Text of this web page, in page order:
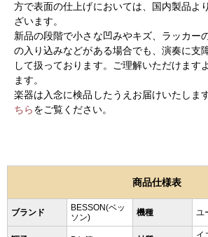
方で表面の仕上げにおいては、国内製品よ
ざいます。
新品の段階で小さな凹みやキズ、ラッカー
の入り込みなどがある場合でも、演奏に支
して扱っております。ご理解いただけます
ます。
楽器は入念に検品したうえお届けいたしま
ちらをご覧ください。
商品仕様表
ブランド
BESSON(ベッ
ソン)
機種 ユ
イ